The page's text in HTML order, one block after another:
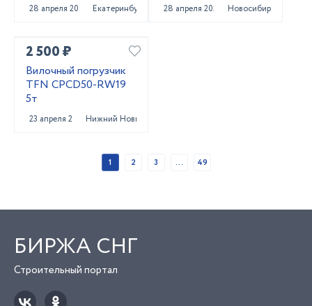
28 апреля 2025 Екатеринбург 28 апреля 2025 Новосибирск
2 500 ₽
Вилочный погрузчик
TFN CPCD50-RW19
5т
23 апреля 2025 Нижний Новгород
1 2 3 ... 49
БИРЖА СНГ
Строительный портал